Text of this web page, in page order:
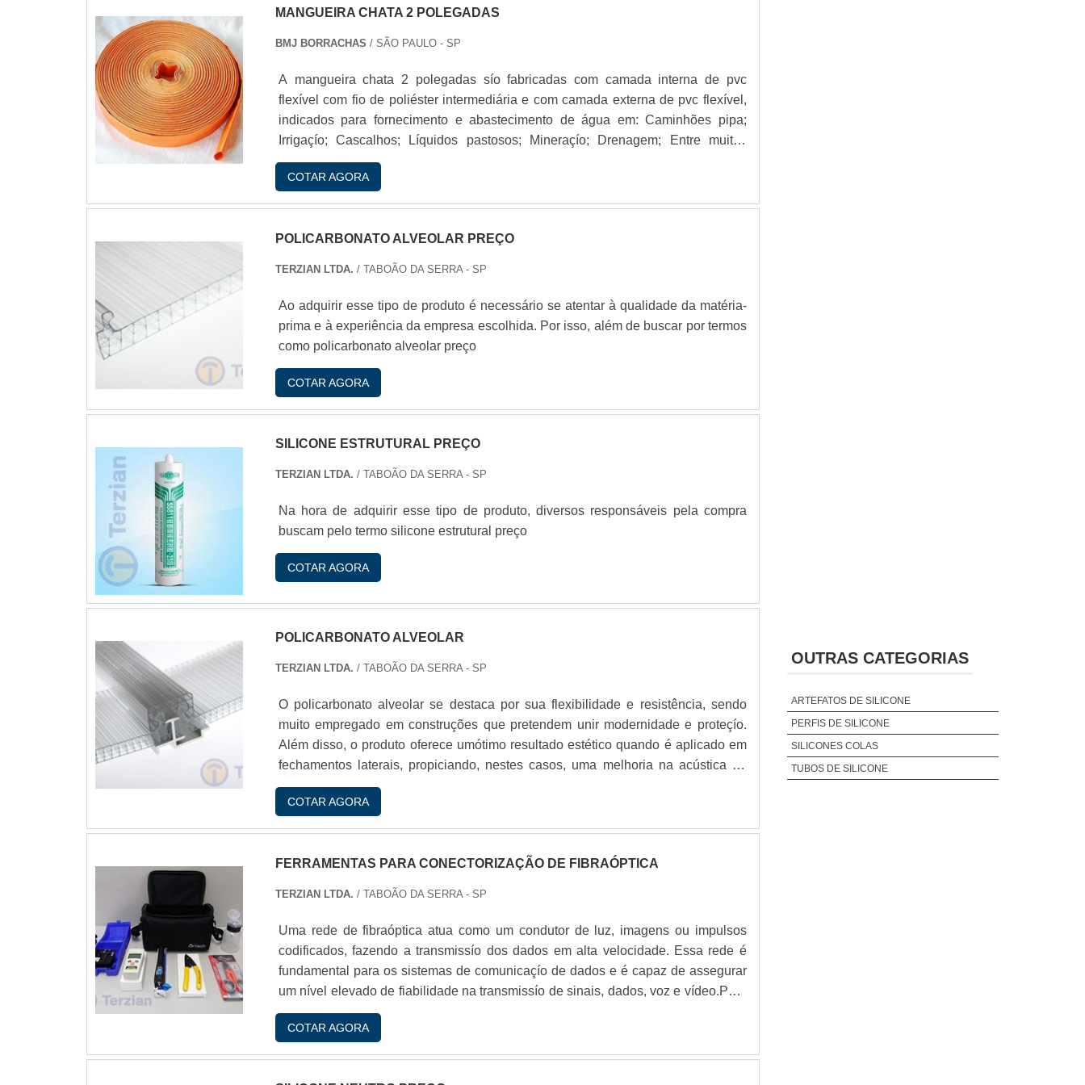
MANGUEIRA CHATA 2 POLEGADAS
BMJ BORRACHAS / SÃO PAULO - SP
A mangueira chata 2 polegadas sío fabricadas com camada interna de pvc
flexível com fio de poliéster intermediária e com camada externa de pvc flexível,
indicados para fornecimento e abastecimento de água em: Caminhões pipa;
Irrigaçío; Cascalhos; Líquidos pastosos; Mineraçío; Drenagem; Entre muitos
outros locais.Essas mangueiras sío usadas geralmente na construçío civil com
uma potência de jato de baixa ou média pressío.PRINCIPAIS INFORMAÇÕES
SOBRE AS MANGUEIRASEssas mangueiras possuem algumas v.
COTAR AGORA
POLICARBONATO ALVEOLAR PREÇO
TERZIAN LTDA. / TABOÃO DA SERRA - SP
Ao adquirir esse tipo de produto é necessário se atentar à qualidade da matéria-
prima e à experiência da empresa escolhida. Por isso, além de buscar por termos
como policarbonato alveolar preço
COTAR AGORA
SILICONE ESTRUTURAL PREÇO
TERZIAN LTDA. / TABOÃO DA SERRA - SP
Na hora de adquirir esse tipo de produto, diversos responsáveis pela compra
buscam pelo termo silicone estrutural preço
COTAR AGORA
POLICARBONATO ALVEOLAR
TERZIAN LTDA. / TABOÃO DA SERRA - SP
O policarbonato alveolar se destaca por sua flexibilidade e resistência, sendo
muito empregado em construções que pretendem unir modernidade e proteçío.
Além disso, o produto oferece umótimo resultado estético quando é aplicado em
fechamentos laterais, propiciando, nestes casos, uma melhoria na acústica do
recinto.As chapas produzidas com policarbonato de alveolar sío recomendadas
para obras que buscam se beneficiar da luz do dia. Isso porque o material é
transparente e possibilita uma excelent.
COTAR AGORA
FERRAMENTAS PARA CONECTORIZAÇÃO DE FIBRAÓPTICA
TERZIAN LTDA. / TABOÃO DA SERRA - SP
Uma rede de fibraóptica atua como um condutor de luz, imagens ou impulsos
codificados, fazendo a transmissío dos dados em alta velocidade. Essa rede é
fundamental para os sistemas de comunicaçío de dados e é capaz de assegurar
um nível elevado de fiabilidade na transmissío de sinais, dados, voz e vídeo.Para
a construçío e manutençío de redes de fibraóptica sío utilizadas diversas
ferramentas para conectorizaçío de fibraóptica, como transmissores,
retransmissores e receptores. Esses equipament.
COTAR AGORA
OUTRAS CATEGORIAS
ARTEFATOS DE SILICONE
PERFIS DE SILICONE
SILICONES COLAS
TUBOS DE SILICONE